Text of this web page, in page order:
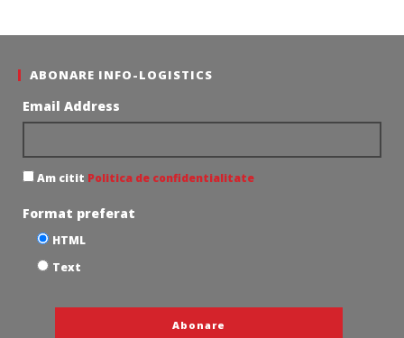
ABONARE INFO-LOGISTICS
Email Address
Am citit Politica de confidentialitate
Format preferat
HTML
Text